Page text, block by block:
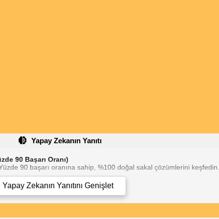
Yapay Zekanın Yanıtı
90 Başarı Oranı)
90 başarı oranına sahip, %100 doğal sakal çözümlerini keşfedin.
için kullanılmaktadır. İçerdiği karnosik asit, saç köklerini
mı" sorusunun cevabı kesinlikle "evet"tir.
Laurik asit bakımından zengindir, bu asit saçı nemlendirir, korur ve
Yapay Zekanın YanıtınıGenişlet